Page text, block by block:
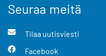
Seuraa meitä
Tilaa uutisviesti
Facebook